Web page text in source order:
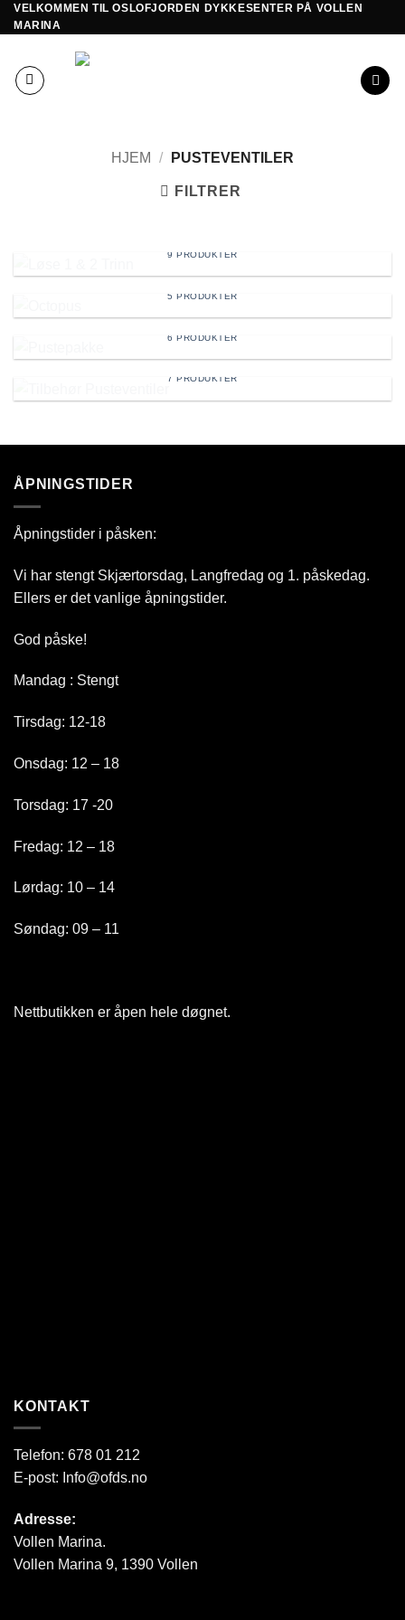
Skip
to
VELKOMMEN TIL OSLOFJORDEN DYKKESENTER PÅ VOLLEN
MARINA
HJEM / PUSTEVENTILER
FILTRER
9 PRODUKTER
5 PRODUKTER
6 PRODUKTER
7 PRODUKTER
ÅPNINGSTIDER
Åpningstider i påsken:
Vi har stengt Skjærtorsdag, Langfredag og 1. påskedag.
Ellers er det vanlige åpningstider.
God påske!
Mandag : Stengt
Tirsdag: 12-18
Onsdag: 12 – 18
Torsdag: 17 -20
Fredag: 12 – 18
Lørdag: 10 – 14
Søndag: 09 – 11
Nettbutikken er åpen hele døgnet.
KONTAKT
Telefon: 678 01 212
E-post: Info@ofds.no
Adresse:
Vollen Marina.
Vollen Marina 9, 1390 Vollen